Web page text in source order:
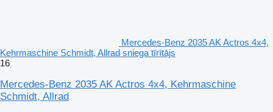
Mercedes-Benz 2035 AK Actros 4x4,
Kehrmaschine Schmidt, Allrad sniega tīrītājs
16
Mercedes-Benz 2035 AK Actros 4x4, Kehrmaschine
Schmidt, Allrad